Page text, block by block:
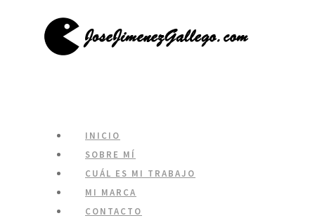
INICIO
SOBRE MÍ
CUÁL ES MI TRABAJO
MI MARCA
CONTACTO